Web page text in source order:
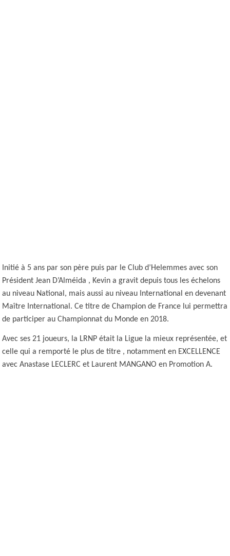
Initié à 5 ans par son père puis par le Club d’Helemmes avec son
Président Jean D’Alméida , Kevin a gravit depuis tous les échelons
au niveau National, mais aussi au niveau International en devenant
Maître International. Ce titre de Champion de France lui permettra
de participer au Championnat du Monde en 2018.
Avec ses 21 joueurs, la LRNP était la Ligue la mieux représentée, et
celle qui a remporté le plus de titre , notamment en EXCELLENCE
avec Anastase LECLERC et Laurent MANGANO en Promotion A.